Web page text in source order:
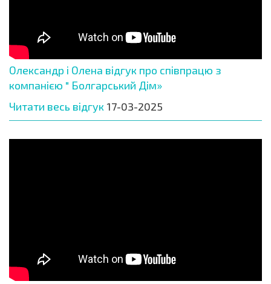
Олександр і Олена відгук про співпрацю з
компанією " Болгарський Дім»
Читати весь відгук 17-03-2025